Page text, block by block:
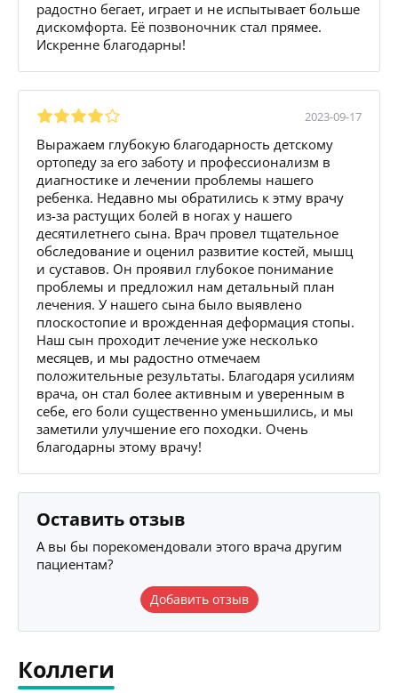
радостно бегает, играет и не испытывает больше
дискомфорта. Её позвоночник стал прямее.
Искренне благодарны!
2023-09-17
Выражаем глубокую благодарность детскому
ортопеду за его заботу и профессионализм в
диагностике и лечении проблемы нашего
ребенка. Недавно мы обратились к этму врачу
из-за растущих болей в ногах у нашего
десятилетнего сына. Врач провел тщательное
обследование и оценил развитие костей, мышц
и суставов. Он проявил глубокое понимание
проблемы и предложил нам детальный план
лечения. У нашего сына было выявлено
плоскостопие и врожденная деформация стопы.
Наш сын проходит лечение уже несколько
месяцев, и мы радостно отмечаем
положительные результаты. Благодаря усилиям
врача, он стал более активным и уверенным в
себе, его боли существенно уменьшились, и мы
заметили улучшение его походки. Очень
благодарны этому врачу!
Оставить отзыв
А вы бы порекомендовали этого врача другим
пациентам?
Добавить отзыв
Коллеги